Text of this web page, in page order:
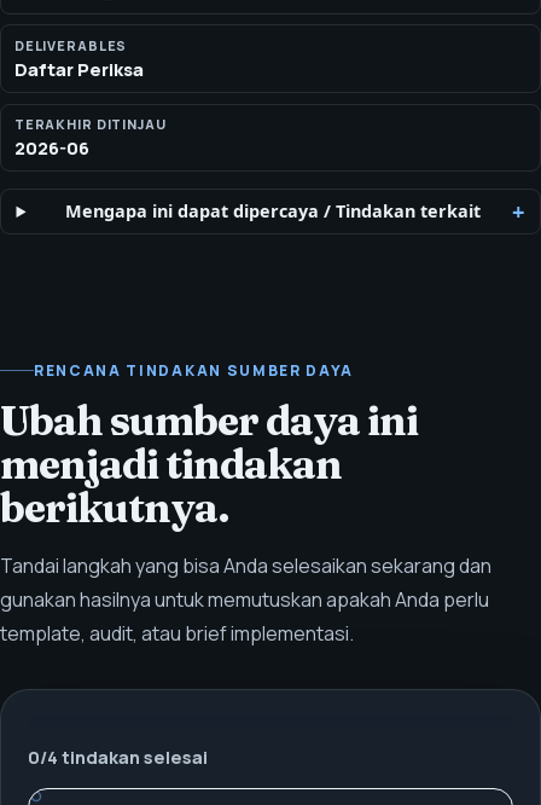
DELIVERABLES
Daftar Periksa
TERAKHIR DITINJAU
2026-06
Mengapa ini dapat dipercaya /Tindakan terkait
RENCANA TINDAKAN SUMBER DAYA
Ubah sumber daya ini
menjadi tindakan
berikutnya.
Tandai langkah yang bisa Anda selesaikan sekarang dan
gunakan hasilnya untuk memutuskan apakah Anda perlu
template, audit, atau brief implementasi.
0/4 tindakan selesai